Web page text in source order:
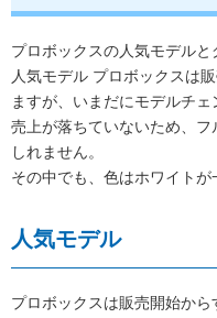
プロボックスの人気モデルと
人気モデル プロボックスは
ますが、いまだにモデルチェ
売上が落ちていないため、
しれません。
その中でも、色はホワイトが
人気モデル
プロボックスは販売開始か